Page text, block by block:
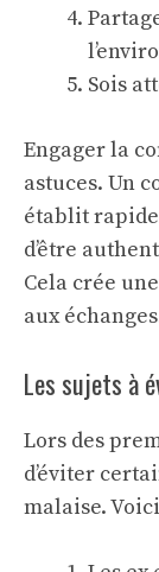
Sois
Engager la
astuces. Un
établit
d’être
Cela crée
aux
Les sujets à
Lors des
d’éviter
malaise.